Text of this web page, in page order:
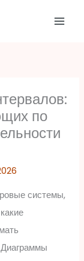
по
системы,
Диаграммы